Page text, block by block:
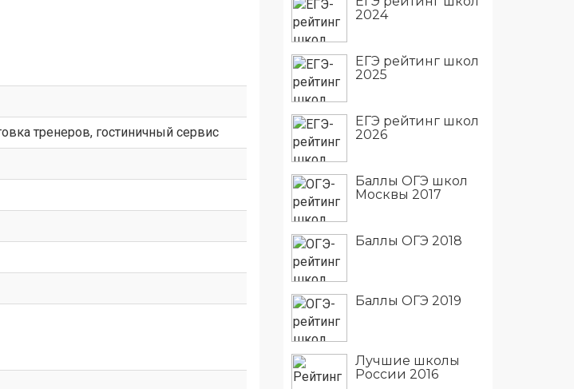
тренеров, гостиничный сервис
2024
ЕГЭ рейтинг школ
2025
ЕГЭ рейтинг школ
2026
Баллы ОГЭ школ
Москвы 2017
Баллы ОГЭ 2018
Баллы ОГЭ 2019
Лучшие школы
России 2016